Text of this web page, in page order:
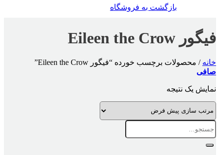
بازگشت به فروشگاه
فیگور Eileen the Crow
خانه / محصولات برچسب خورده “فیگور Eileen the Crow”
صافی
نمایش یک نتیجه
جستجو
برای: